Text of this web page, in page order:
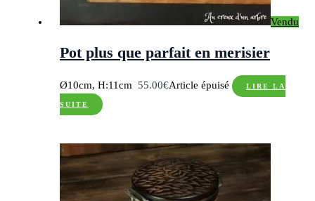
Vendu
Pot plus que parfait en merisier
Ø10cm, H:11cm 55.00€Article épuisé LIRE LA
SUITE